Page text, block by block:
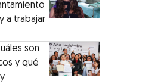
a trabajar
son
y qué